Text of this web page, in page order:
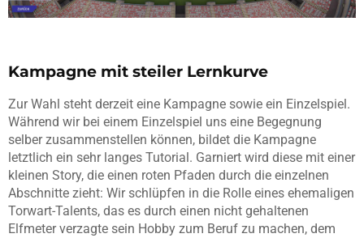
Kampagne mit steiler Lernkurve
Zur Wahl steht derzeit eine Kampagne sowie ein Einzelspiel.
Während wir bei einem Einzelspiel uns eine Begegnung
selber zusammenstellen können, bildet die Kampagne
letztlich ein sehr langes Tutorial. Garniert wird diese mit einer
kleinen Story, die einen roten Pfaden durch die einzelnen
Abschnitte zieht: Wir schlüpfen in die Rolle eines ehemaligen
Torwart-Talents, das es durch einen nicht gehaltenen
Elfmeter verzagte sein Hobby zum Beruf zu machen, dem